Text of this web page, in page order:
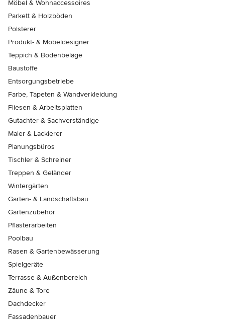
Möbel & Wohnaccessoires
Parkett & Holzböden
Polsterer
Produkt- & Möbeldesigner
Teppich & Bodenbeläge
Baustoffe
Entsorgungsbetriebe
Farbe, Tapeten & Wandverkleidung
Fliesen & Arbeitsplatten
Gutachter & Sachverständige
Maler & Lackierer
Planungsbüros
Tischler & Schreiner
Treppen & Geländer
Wintergärten
Garten- & Landschaftsbau
Gartenzubehör
Pflasterarbeiten
Poolbau
Rasen & Gartenbewässerung
Spielgeräte
Terrasse & Außenbereich
Zäune & Tore
Dachdecker
Fassadenbauer